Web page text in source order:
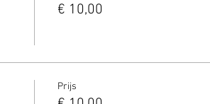
€ 10,00
Prijs